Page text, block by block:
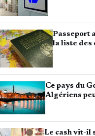
Passeport
la liste des
Ce pays du
Algériens
Le cash vit-il